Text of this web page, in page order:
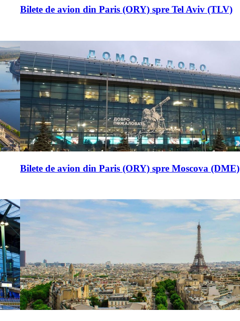
Bilete de avion din Paris (ORY) spre Tel Aviv (TLV)
Bilete de avion din Paris (ORY) spre Moscova (DME)